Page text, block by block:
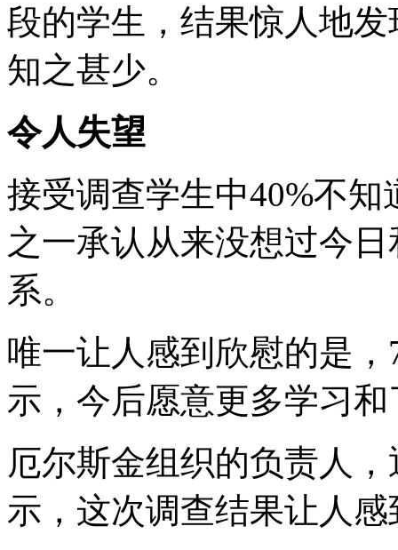
段的学生，结果惊人地
知之甚少。
令人失望
接受调查学生中40%不
之一承认从来没想过今
系。
唯一让人感到欣慰的是
示，今后愿意更多学习
厄尔斯金组织的负责人
示，这次调查结果让人